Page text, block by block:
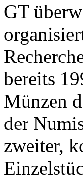
GT
bereits
Münzen
der
zweiter,